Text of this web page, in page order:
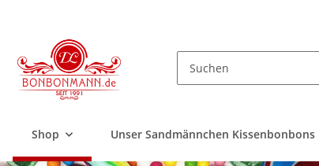
Shop Unser Sandmännchen Kissenbonbons